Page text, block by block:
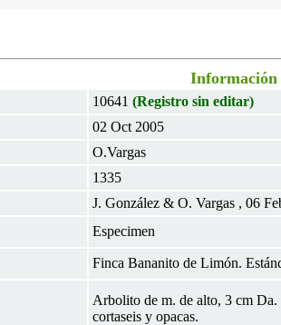
Información
10641 (Registro sin editar)
02 Oct 2005
O.Vargas
1335
J. González & O. Vargas , 06
Especimen
Finca Bananito de Limón.
Arbolito de m. de alto, 3 cm Da.
cortaseis y opacas.